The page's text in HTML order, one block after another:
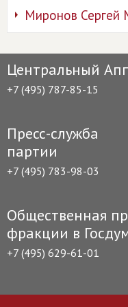
Миронов Сергей
Центральный
+7 (495) 787-85-15
Пресс-служба
партии
+7 (495) 783-98-03
Общественная
фракции в
+7 (495) 629-61-01